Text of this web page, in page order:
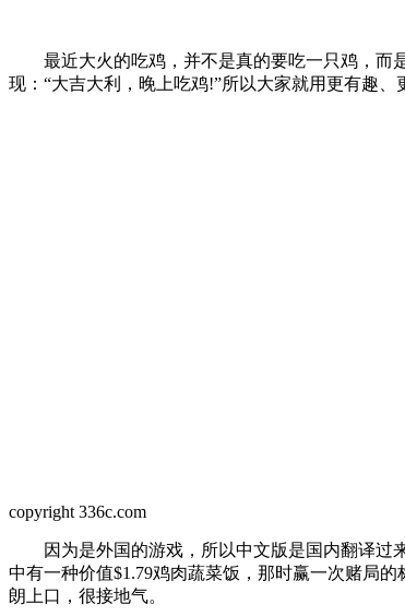
最近大火的吃鸡，并不是真的要吃一只鸡，而是
现：“大吉大利，晚上吃鸡!”所以大家就用更有趣、
copyright 336c.com
因为是外国的游戏，所以中文版是国内翻译过来
中有一种价值$1.79鸡肉蔬菜饭，那时赢一次赌局
朗上口，很接地气。